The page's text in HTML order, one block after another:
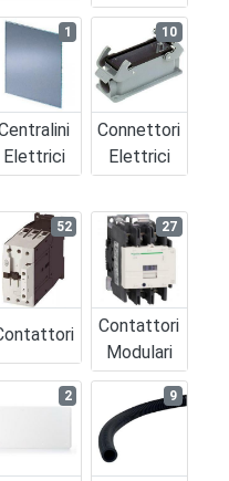
Elettrici
1
Connettori
Elettrici
10
52
Contattori
Modulari
27
2 9